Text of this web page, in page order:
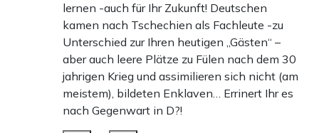
lernen -auch für Ihr Zukunft! Deutschen
kamen nach Tschechien als Fachleute -zu
Unterschied zur Ihren heutigen „Gästen“ –
aber auch leere Plätze zu Fülen nach dem 30
jahrigen Krieg und assimilieren sich nicht (am
meistem), bildeten Enklaven… Errinert Ihr es
nach Gegenwart in D?!